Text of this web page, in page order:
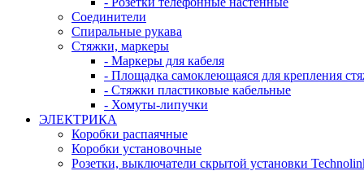
Соединители
Спиральные рукава
Стяжки, маркеры
- Маркеры для кабеля
- Площадка самоклеющаяся для крепления
- Стяжки пластиковые кабельные
- Хомуты-липучки
ЭЛЕКТРИКА
Коробки распаячные
Коробки установочные
Розетки, выключатели скрытой установки